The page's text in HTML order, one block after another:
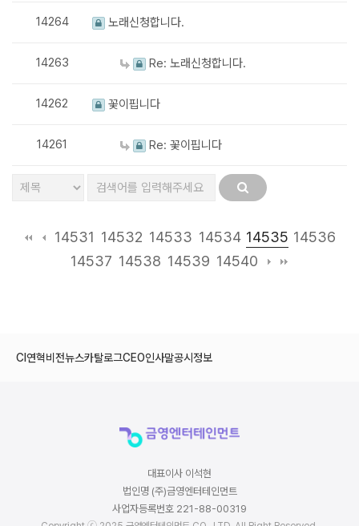
14264 노래신청합니다.
14263 Re: 노래신청합니다.
14262 꽃이핍니다
14261 Re: 꽃이핍니다
14531 14532 14533 14534 14535 14536
14537 14538 14539 14540
CI 연혁비전뉴스카탈로그CEO인사말공시정보
대표이사 이석현
법인명 (주)금영엔터테인먼트
사업자등록번호 221-88-00319